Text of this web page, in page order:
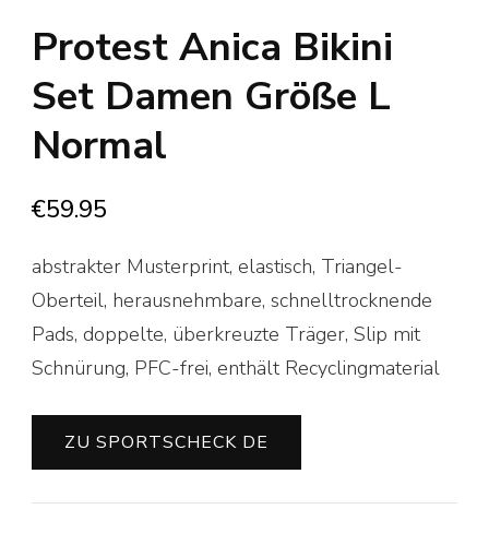
Protest Anica Bikini
Set Damen Größe L
Normal
€59.95
abstrakter Musterprint, elastisch, Triangel-
Oberteil, herausnehmbare, schnelltrocknende
Pads, doppelte, überkreuzte Träger, Slip mit
Schnürung, PFC-frei, enthält Recyclingmaterial
ZU SPORTSCHECK DE